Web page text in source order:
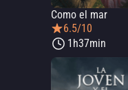
Como el mar
6.5/10
1h37min